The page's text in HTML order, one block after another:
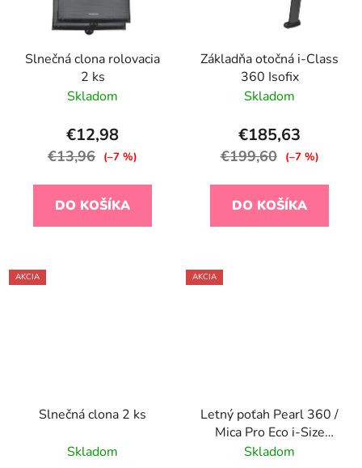
Slnečná clona rolovacia
2 ks
Skladom
€12,98
€13,96 (–7 %)
DO KOŠÍKA
Základňa otočná i-Class
360 Isofix
Skladom
€185,63
€199,60 (–7 %)
DO KOŠÍKA
AKCIA
Slnečná clona 2 ks
Skladom
AKCIA
Letný poťah Pearl 360 /
Mica Pro Eco i-Size
White
Skladom